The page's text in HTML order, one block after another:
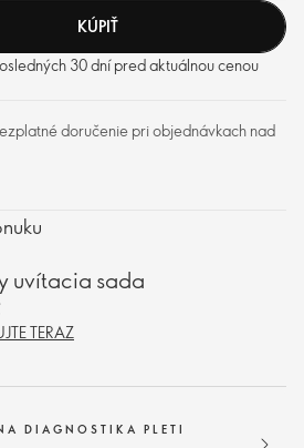
KÚPIŤ
30 dní pred aktuálnou cenou
doručenie pri objednávkach nad
uvítacia sada
TERAZ
DIAGNOSTIKA PLETI